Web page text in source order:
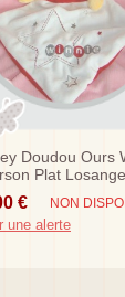
Doudou Ours
Plat Losange
Blanc Etoiles
€ NON
une alerte